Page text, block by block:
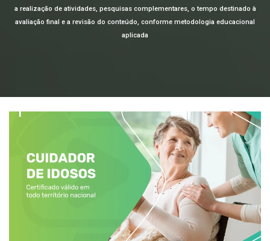
a realização de atividades, pesquisas complementares, o tempo destinado à
avaliação final e a revisão do conteúdo, conforme metodologia educacional
aplicada